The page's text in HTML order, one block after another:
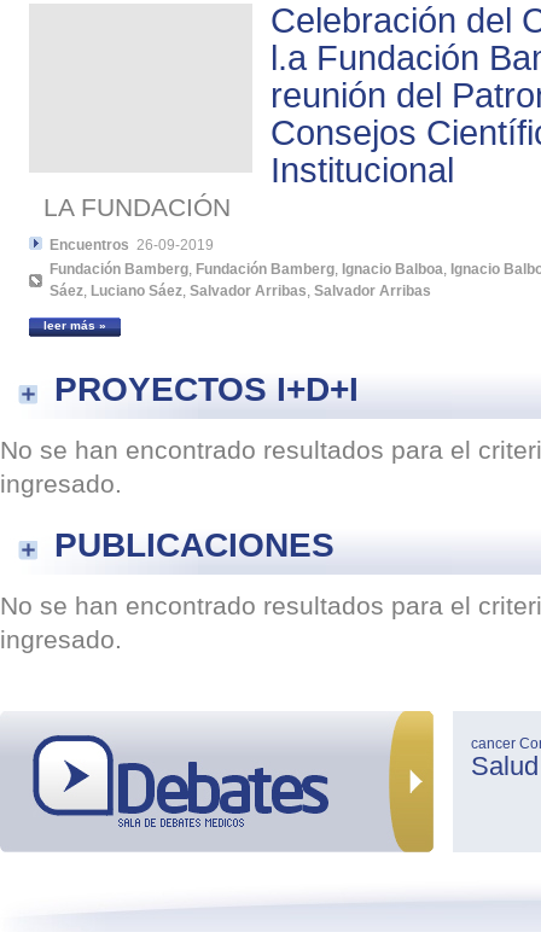
Celebración del
l.a Fundación
reunión del
Consejos
Institucional
LA FUNDACIÓN
Encuentros 26-09-2019
Fundación Bamberg, Fundación Bamberg, Ignacio Balboa, Ignacio
Sáez, Luciano Sáez, Salvador Arribas, Salvador Arribas
leer más »
PROYECTOS I+D+I
No se han encontrado resultados para el
ingresado.
PUBLICACIONES
No se han encontrado resultados para el
ingresado.
cancer
Salud